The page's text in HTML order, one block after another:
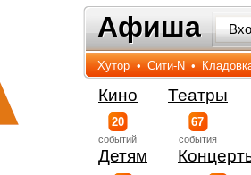
Афиша
Афиша
Хутор • Сити-N •
Кино
20
событий
Театры
67
события
Детям